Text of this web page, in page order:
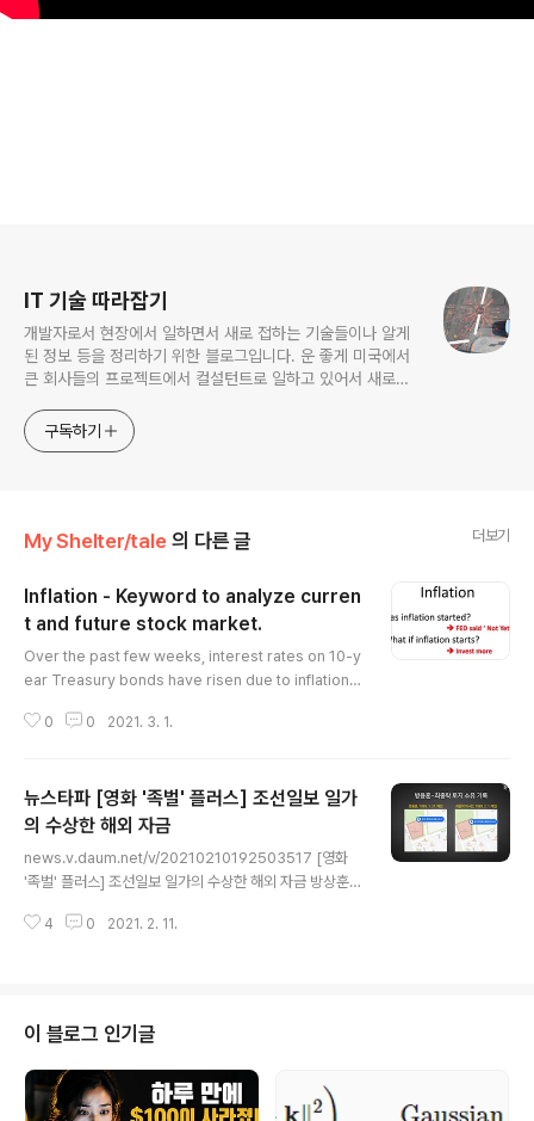
IT 기술 따라잡기
개발자로서 현장에서 일하면서 새로 접하는 기술들이나 알게
된 정보 등을 정리하기 위한 블로그입니다. 운 좋게 미국에서
큰 회사들의 프로젝트에서 컬설턴트로 일하고 있어서 새로운
사용되는 툴들에 대해 많은 분들과 정보를 공유하고 싶습니다.
구독하기
My Shelter/tale 의 다른 글 더보기
Inflation - Keyword to analyze curren
t and future stock market.
Over the past few weeks, interest rates on 10-y
ear Treasury bonds have risen due to inflation c
likely to settle from next week with the FED's re
usion, the Fed must succeed in demonstrating it
s ability to manage inflation. Inflation itself mean
0 0 2021. 3. 1.
뉴스타파 [영화 '족벌' 플러스] 조선일보 일가
의 수상한 해외 자금
news.v.daum.net/v/20210210192503517 [영화
'족벌' 플러스] 조선일보 일가의 수상한 해외 자금 방상훈
에서 수백만 달러의 자금을 차명으로 관리한 기록이 확인
하다는 결론에 이르렀다. 그래서 한놈만 팬다 정신으로 지
금까지 이재용에게 관심을 집중했었다. 이제 이재용도 구
속돼서 깜빵 생활을 하고 있으니까 관심 대상을 바꿀 때다.
조선일보를 택했다. 조선일보로부터 받은 피해가 극심했다
4 0 2021. 2. 11.
이 블로그 인기글